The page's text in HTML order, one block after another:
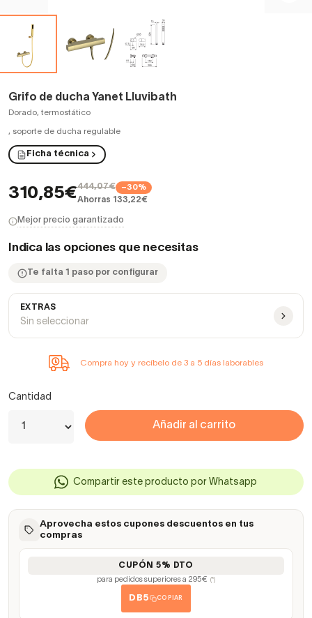
Grifo de ducha Yanet Lluvibath
Dorado, termostático
, soporte de ducha regulable
Ficha técnica
310,85€444,07€ −30%
Ahorras 133,22€
Mejor precio garantizado
Indica las opciones que necesitas
Te falta 1 paso por configurar
EXTRAS
Sin seleccionar
Compra hoy y recíbelo de 3 a 5 días laborables
Cantidad
Añadir al carrito
Compartir este producto por Whatsapp
Aprovecha estos cupones descuentos en tus
compras
CUPÓN 5% DTO
para pedidos superiores a 295€ (*)
DB5 COPIAR